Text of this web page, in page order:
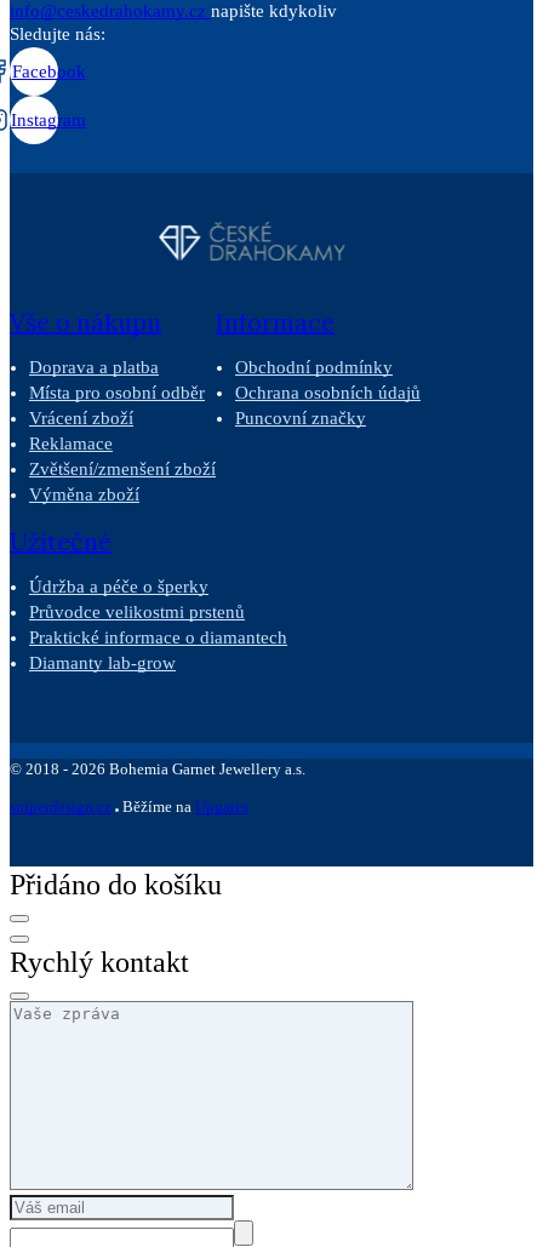
info@ceskedrahokamy.cz napište kdykoliv
Sledujte nás:
Facebook
Instagram
Vše o nákupu
Doprava a platba
Místa pro osobní odběr
Vrácení zboží
Reklamace
Zvětšení/zmenšení zboží
Výměna zboží
Informace
Obchodní podmínky
Ochrana osobních údajů
Puncovní značky
Užitečné
Údržba a péče o šperky
Průvodce velikostmi prstenů
Praktické informace o diamantech
Diamanty lab-grow
© 2018 - 2026 Bohemia Garnet Jewellery a.s.
sniperdesign.cz Běžíme na Upgates
Přidáno do košíku
Rychlý kontakt